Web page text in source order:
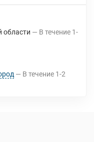
области В течение 1-
В течение 1-2